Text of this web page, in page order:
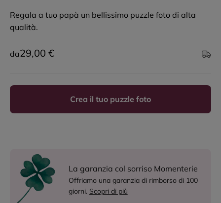
Regala a tuo papà un bellissimo puzzle foto di alta
qualità.
daPrezzo scontato
29,00 €
Crea il tuo puzzle foto
La garanzia col sorriso Momenterie
Offriamo una garanzia di rimborso di 100
giorni. Scopri di più